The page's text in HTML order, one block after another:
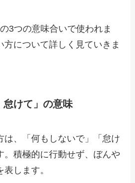
3つの意味合いで使われま
方について詳しく見ていきま
怠けて」の意味
は、「何もしないで」「怠け
。積極的に行動せず、ぼんや
します。